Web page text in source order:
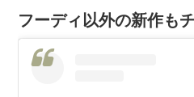
フーディ以外の新作も